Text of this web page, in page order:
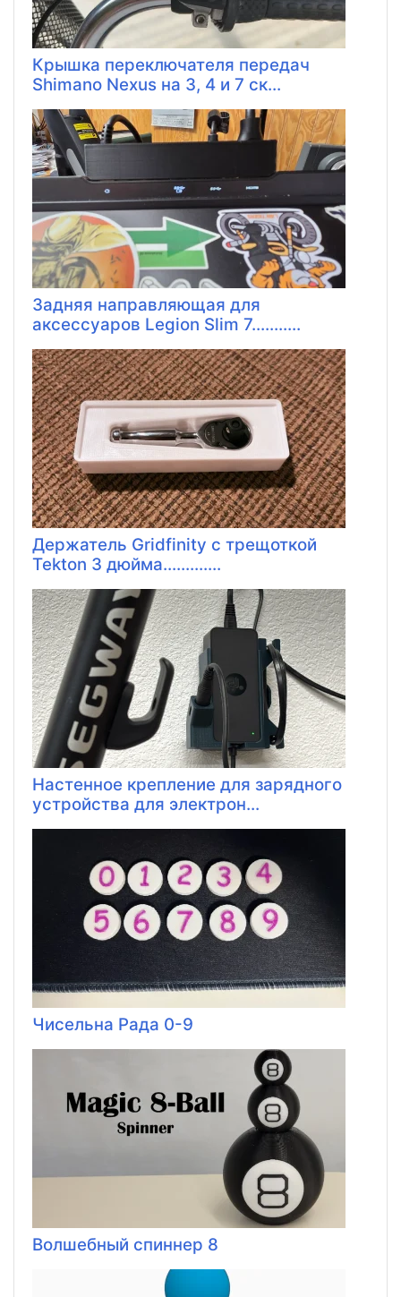
Крышка переключателя передач
Shimano Nexus на 3, 4 и 7 ск...
Задняя направляющая для
аксессуаров Legion Slim 7...........
Держатель Gridfinity с трещоткой
Tekton 3 дюйма.............
Настенное крепление для зарядного
устройства для электрон...
Чисельна Рада 0-9
Волшебный спиннер 8